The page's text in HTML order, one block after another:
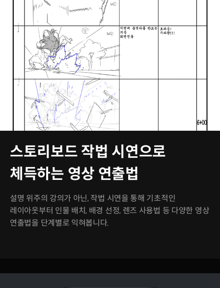
스토리보드 작법 시연으로
체득하는 영상 연출법
설명 위주의 강의가 아닌, 작법 시연을 통해 기초적인
레이아웃부터 인물 배치, 배경 선정, 렌즈 사용법 등 다양한 영상
연출법을 단계별로 익혀봅니다.